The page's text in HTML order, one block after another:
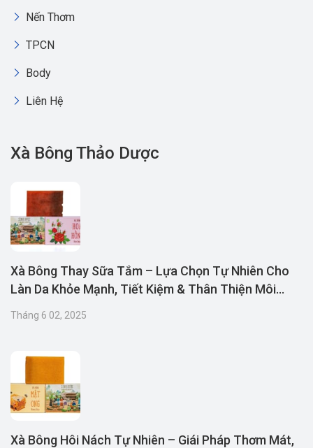
Nến Thơm
TPCN
Body
Liên Hệ
Xà Bông Thảo Dược
Xà Bông Thay Sữa Tắm – Lựa Chọn Tự Nhiên Cho
Làn Da Khỏe Mạnh, Tiết Kiệm & Thân Thiện Môi
Tháng 6 02, 2025
Xà Bông Hôi Nách Tự Nhiên – Giái Pháp Thơm Mát,